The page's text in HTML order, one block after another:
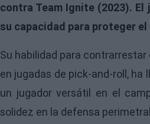
contra Team Ignite (2023).
su capacidad para proteger
Su habilidad para
en jugadas de pick-and-roll,
un jugador versátil en el
solidez en la defensa